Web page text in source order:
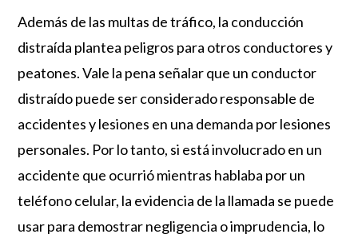
Además de las multas de tráfico, la conducción
distraída plantea peligros para otros conductores y
peatones. Vale la pena señalar que un conductor
distraído puede ser considerado responsable de
accidentes y lesiones en una demanda por lesiones
personales. Por lo tanto, si está involucrado en un
accidente que ocurrió mientras hablaba por un
teléfono celular, la evidencia de la llamada se puede
usar para demostrar negligencia o imprudencia, lo